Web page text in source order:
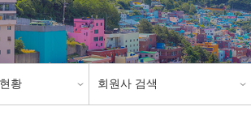
황 회원사 검색